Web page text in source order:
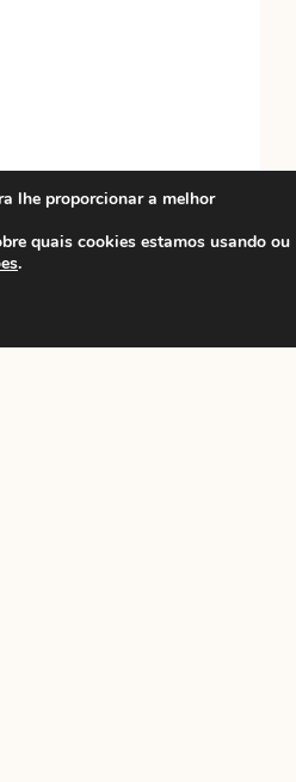
lhe proporcionar a melhor
quais cookies estamos usando ou
.